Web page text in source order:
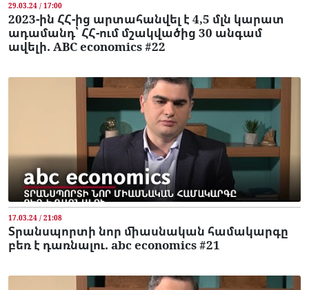
29.03.24 / 17:00
2023-ին ՀՀ-ից արտահանվել է 4,5 մլն կարատ
ադամանդ՝ ՀՀ-ում մշակվածից 30 անգամ
ավելի. ABC economics #22
17.03.24 / 21:08
Տրանսպորտի նոր միասնական համակարգը
բեռ է դառնալու. abc economics #21